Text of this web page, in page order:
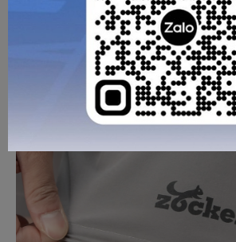
pickleball thường xuyên.
HỦY